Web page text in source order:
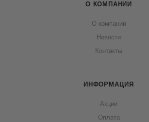
О КОМПАНИИ
О компании
Новости
Контакты
ИНФОРМАЦИЯ
Акции
Оплата